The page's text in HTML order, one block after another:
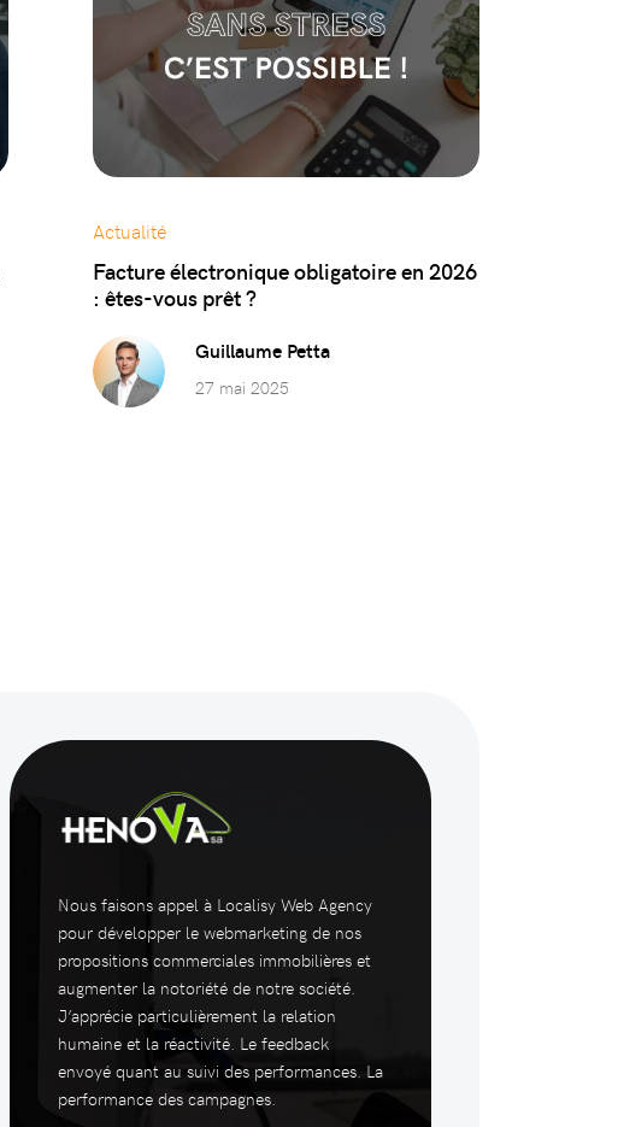
Actualité
Facture électronique obligatoire en 2026
: êtes-vous prêt ?
Guillaume Petta
27 mai 2025
Nous faisons appel à Localisy Web Agency
pour développer le webmarketing de nos
propositions commerciales immobilières et
augmenter la notoriété de notre société.
J’apprécie particulièrement la relation
humaine et la réactivité. Le feedback
envoyé quant au suivi des performances. La
performance des campagnes.